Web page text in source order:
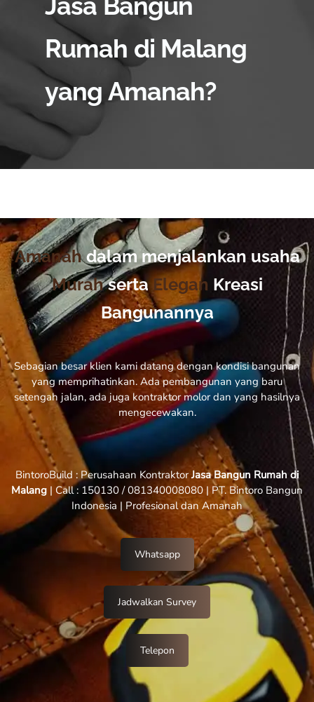
Rumah di Malang
yang Amanah?
Amanah dalam menjalankan usaha
Murah serta Elegan Kreasi
Bangunannya
Sebagian besar klien kami datang dengan kondisi bangunan
yang memprihatinkan. Ada pembangunan yang baru
setengah jalan, ada juga kontraktor molor dan yang hasilnya
mengecewakan.
BintoroBuild : Perusahaan KontraktorJasa Bangun Rumah di
Malang | Call : 150130 / 081340008080 | PT. Bintoro Bangun
Indonesia | Profesional dan Amanah
Whatsapp
Jadwalkan Survey
Telepon